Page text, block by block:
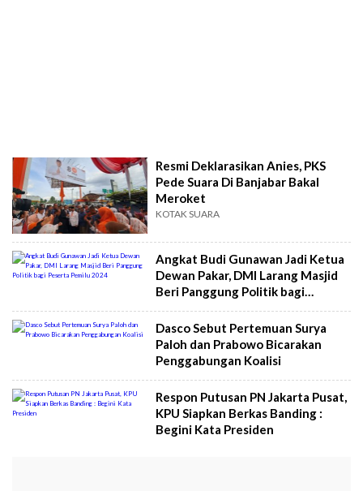
Resmi Deklarasikan Anies, PKS
Pede Suara Di Banjabar Bakal
Meroket
KOTAK SUARA
Angkat Budi Gunawan Jadi Ketua
Dewan Pakar, DMI Larang Masjid
Beri Panggung Politik bagi
Peserta Pemilu 2024
Dasco Sebut Pertemuan Surya
Paloh dan Prabowo Bicarakan
Penggabungan Koalisi
Respon Putusan PN Jakarta Pusat,
KPU Siapkan Berkas Banding :
Begini Kata Presiden